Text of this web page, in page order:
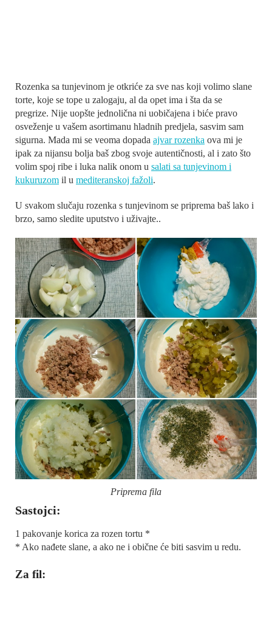
Rozenka sa tunjevinom je otkriće za sve nas koji volimo slane
torte, koje se tope u zalogaju, al da opet ima i šta da se
pregrize. Nije uopšte jednolična ni uobičajena i biće pravo
osveženje u vašem asortimanu hladnih predjela, sasvim sam
sigurna. Mada mi se veoma dopada ajvar rozenka ova mi je
ipak za nijansu bolja baš zbog svoje autentičnosti, al i zato što
volim spoj ribe i luka nalik onom u salati sa tunjevinom i
kukuruzom il u mediteranskoj fažoli.
U svakom slučaju rozenka s tunjevinom se priprema baš lako i
brzo, samo sledite uputstvo i uživajte..
Priprema fila
Sastojci:
1 pakovanje korica za rozen tortu *
* Ako nađete slane, a ako ne i obične će biti sasvim u redu.
Za fil: